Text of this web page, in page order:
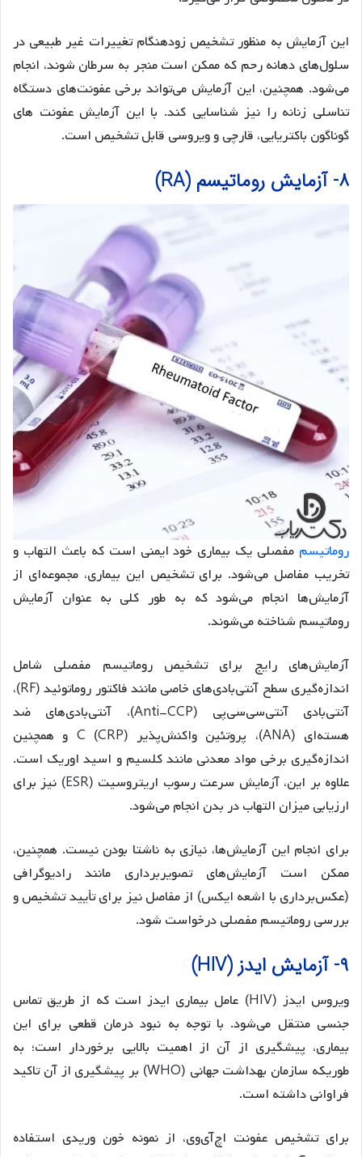
این آزمایش به منظور تشخیص زودهنگام تغییرات غیر طبیعی در
سلول‌های دهانه رحم که ممکن است منجر به سرطان شوند، انجام
می‌شود. همچنین، این آزمایش می‌تواند برخی عفونت‌های دستگاه
تناسلی زنانه را نیز شناسایی کند. با این آزمایش عفونت های
گوناگون باکتریایی، قارچی و ویروسی قابل تشخیص است.
۸- آزمایش روماتیسم (RA)
روماتیسم مفصلی یک بیماری خود ایمنی است که باعث التهاب و
تخریب مفاصل می‌شود. برای تشخیص این بیماری، مجموعه‌ای از
آزمایش‌ها انجام می‌شود که به طور کلی به عنوان آزمایش
روماتیسم شناخته می‌شوند.
آزمایش‌های رایج برای تشخیص روماتیسم مفصلی شامل
اندازه‌گیری سطح آنتی‌بادی‌های خاصی مانند فاکتور روماتوئید (RF)،
آنتی‌بادی آنتی‌سی‌سی‌پی (Anti-CCP)، آنتی‌بادی‌های ضد
هسته‌ای (ANA)، پروتئین واکنش‌پذیر C (CRP) و همچنین
اندازه‌گیری برخی مواد معدنی مانند کلسیم و اسید اوریک است.
علاوه بر این، آزمایش سرعت رسوب اریتروسیت (ESR) نیز برای
ارزیابی میزان التهاب در بدن انجام می‌شود.
برای انجام این آزمایش‌ها، نیازی به ناشتا بودن نیست. همچنین،
ممکن است آزمایش‌های تصویربرداری مانند رادیوگرافی
(عکس‌برداری با اشعه ایکس) از مفاصل نیز برای تأیید تشخیص و
بررسی روماتیسم مفصلی درخواست شود.
۹- آزمایش ایدز (HIV)
ویروس ایدز (HIV) عامل بیماری ایدز است که از طریق تماس
جنسی منتقل می‌شود. با توجه به نبود درمان قطعی برای این
بیماری، پیشگیری از آن از اهمیت بالایی برخوردار است؛ به
طوریکه سازمان بهداشت جهانی (WHO) بر پیشگیری از آن تاکید
فراوانی داشته است.
برای تشخیص عفونت اچ‌آی‌وی، از نمونه خون وریدی استفاده